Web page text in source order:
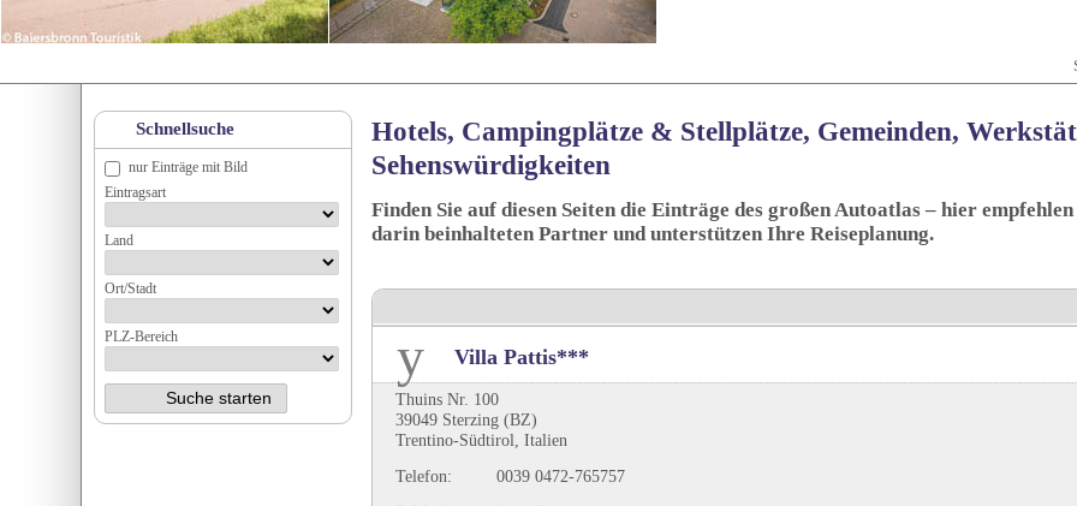
Hotels, Campingplätze & Stellplätze, Gemeinden,
Sehenswürdigkeiten
Finden Sie auf diesen Seiten die Einträge des großen Autoatlas – hier empfehlen
darin beinhalteten Partner und unterstützen Ihre Reiseplanung.
Villa Pattis***
Thuins Nr. 100
39049 Sterzing (BZ)
Trentino-Südtirol, Italien
Telefon:
0039 0472-765757
Schnellsuche
nur Einträge mit Bild
Eintragsart
Land
Ort/Stadt
PLZ-Bereich